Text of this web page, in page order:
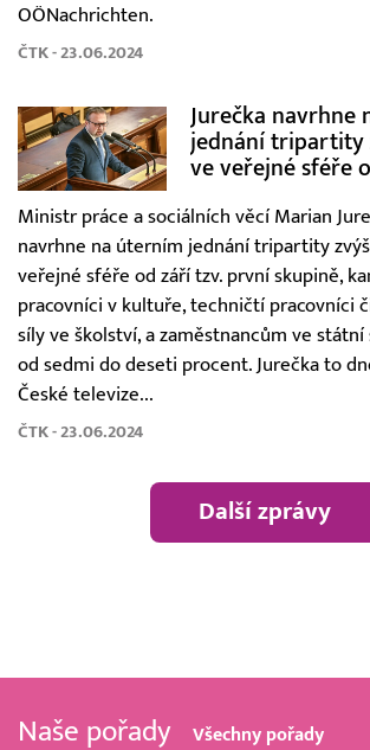
OÖNachrichten.
ČTK - 23.06.2024
Jurečka navrhne
jednání tripartity
ve veřejné sféře
Ministr práce a sociálních věcí Marian
navrhne na úterním jednání tripartity
veřejné sféře od září tzv. první skupině,
pracovníci v kultuře, techničtí pracovníci
síly ve školství, a zaměstnancům ve
od sedmi do deseti procent. Jurečka to
České televize...
ČTK - 23.06.2024
Další zprávy
Naše pořady Všechny pořady